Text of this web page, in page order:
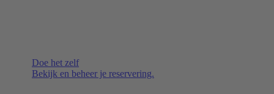
Doe het zelf
Bekijk en beheer je reservering.